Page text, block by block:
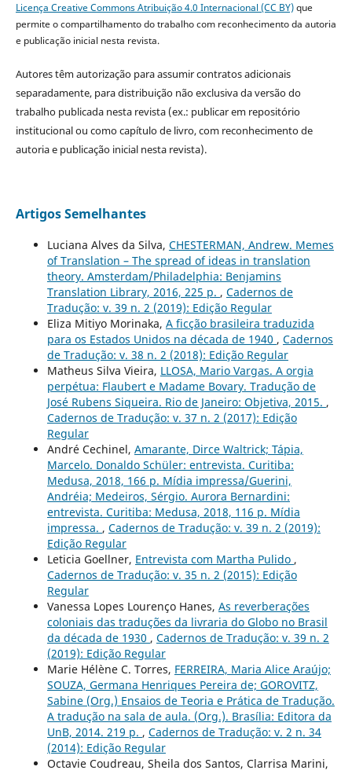
Licença Creative Commons Atribuição 4.0 Internacional (CC BY)que
permite o compartilhamento do trabalho com reconhecimento da autoria
e publicação inicial nesta revista.
Autores têm autorização para assumir contratos adicionais
separadamente, para distribuição não exclusiva da versão do
trabalho publicada nesta revista (ex.: publicar em repositório
institucional ou como capítulo de livro, com reconhecimento de
autoria e publicação inicial nesta revista).
Artigos Semelhantes
Luciana Alves da Silva, CHESTERMAN, Andrew. Memes
of Translation – The spread of ideas in translation
theory. Amsterdam/Philadelphia: Benjamins
Translation Library, 2016, 225 p. , Cadernos de
Tradução: v. 39 n. 2 (2019): Edição Regular
Eliza Mitiyo Morinaka, A ficção brasileira traduzida
para os Estados Unidos na década de 1940 , Cadernos
de Tradução: v. 38 n. 2 (2018): Edição Regular
Matheus Silva Vieira, LLOSA, Mario Vargas. A orgia
perpétua: Flaubert e Madame Bovary. Tradução de
José Rubens Siqueira. Rio de Janeiro: Objetiva, 2015. ,
Cadernos de Tradução: v. 37 n. 2 (2017): Edição
Regular
André Cechinel, Amarante, Dirce Waltrick; Tápia,
Marcelo. Donaldo Schüler: entrevista. Curitiba:
Medusa, 2018, 166 p. Mídia impressa/Guerini,
Andréia; Medeiros, Sérgio. Aurora Bernardini:
entrevista. Curitiba: Medusa, 2018, 116 p. Mídia
impressa. , Cadernos de Tradução: v. 39 n. 2 (2019):
Edição Regular
Leticia Goellner, Entrevista com Martha Pulido ,
Cadernos de Tradução: v. 35 n. 2 (2015): Edição
Regular
Vanessa Lopes Lourenço Hanes, As reverberações
coloniais das traduções da livraria do Globo no Brasil
da década de 1930 , Cadernos de Tradução: v. 39 n. 2
(2019): Edição Regular
Marie Hélène C. Torres, FERREIRA, Maria Alice Araújo;
SOUZA, Germana Henriques Pereira de; GOROVITZ,
Sabine (Org.) Ensaios de Teoria e Prática de Tradução.
A tradução na sala de aula. (Org.). Brasília: Editora da
UnB, 2014. 219 p. , Cadernos de Tradução: v. 2 n. 34
(2014): Edição Regular
Octavie Coudreau, Sheila dos Santos, Clarrisa Marini,